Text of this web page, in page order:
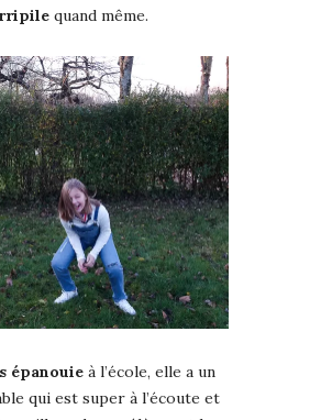
quand même.
épanouie à l’école, elle a un
qui est super à l’écoute et